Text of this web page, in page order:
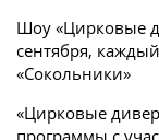
Шоу «Цирковые
сентября,
«Сокольники»
«Цирковые
программы с